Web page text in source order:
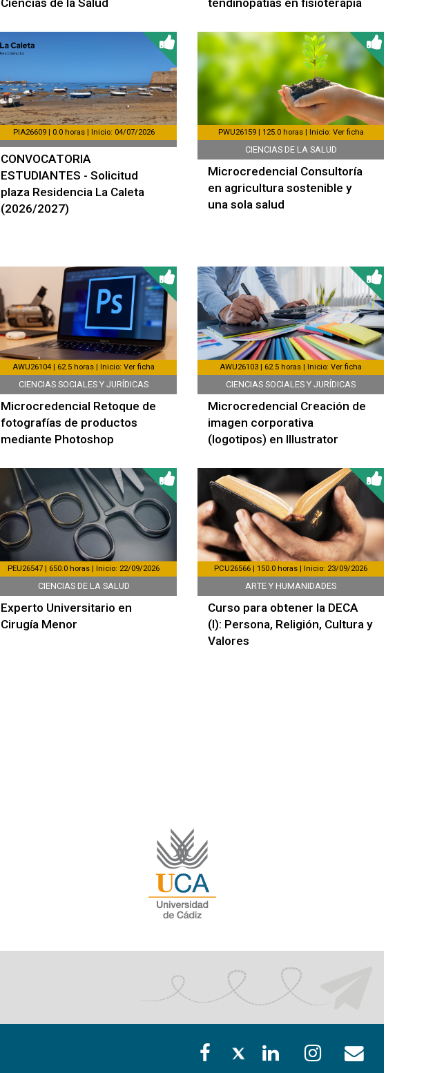
Ciencias de la Salud
tendinopatías en fisioterapia
PIA26609 | 0.0 horas | Inicio: 04/07/2026
CONVOCATORIA
ESTUDIANTES - Solicitud
plaza Residencia La Caleta
(2026/2027)
PWU26159 | 125.0 horas | Inicio: Ver ficha
CIENCIAS DE LA SALUD
Microcredencial Consultoría
en agricultura sostenible y
una sola salud
AWU26104 | 62.5 horas | Inicio: Ver ficha
CIENCIAS SOCIALES Y JURÍDICAS
Microcredencial Retoque de
fotografías de productos
mediante Photoshop
AWU26103 | 62.5 horas | Inicio: Ver ficha
CIENCIAS SOCIALES Y JURÍDICAS
Microcredencial Creación de
imagen corporativa
(logotipos) en Illustrator
PEU26547 | 650.0 horas | Inicio: 22/09/2026
CIENCIAS DE LA SALUD
Experto Universitario en
Cirugía Menor
PCU26566 | 150.0 horas | Inicio: 23/09/2026
ARTE Y HUMANIDADES
Curso para obtener la DECA
(I): Persona, Religión, Cultura y
Valores